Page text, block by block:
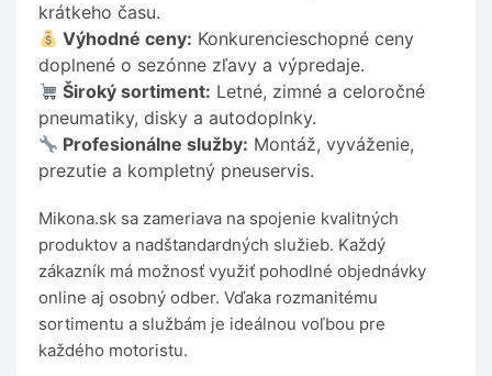
krátkeho času.
Výhodné ceny: Konkurencieschopné ceny
doplnené o sezónne zľavy a výpredaje.
Široký sortiment: Letné, zimné a celoročné
pneumatiky, disky a autodoplnky.
Profesionálne služby: Montáž, vyváženie,
prezutie a kompletný pneuservis.
Mikona.sk sa zameriava na spojenie kvalitných
produktov a nadštandardných služieb. Každý
zákazník má možnosť využiť pohodlné objednávky
online aj osobný odber. Vďaka rozmanitému
sortimentu a službám je ideálnou voľbou pre
každého motoristu.